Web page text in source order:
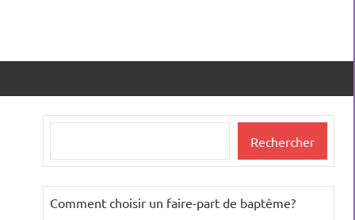
Rechercher
Comment choisir un faire-part de baptême?